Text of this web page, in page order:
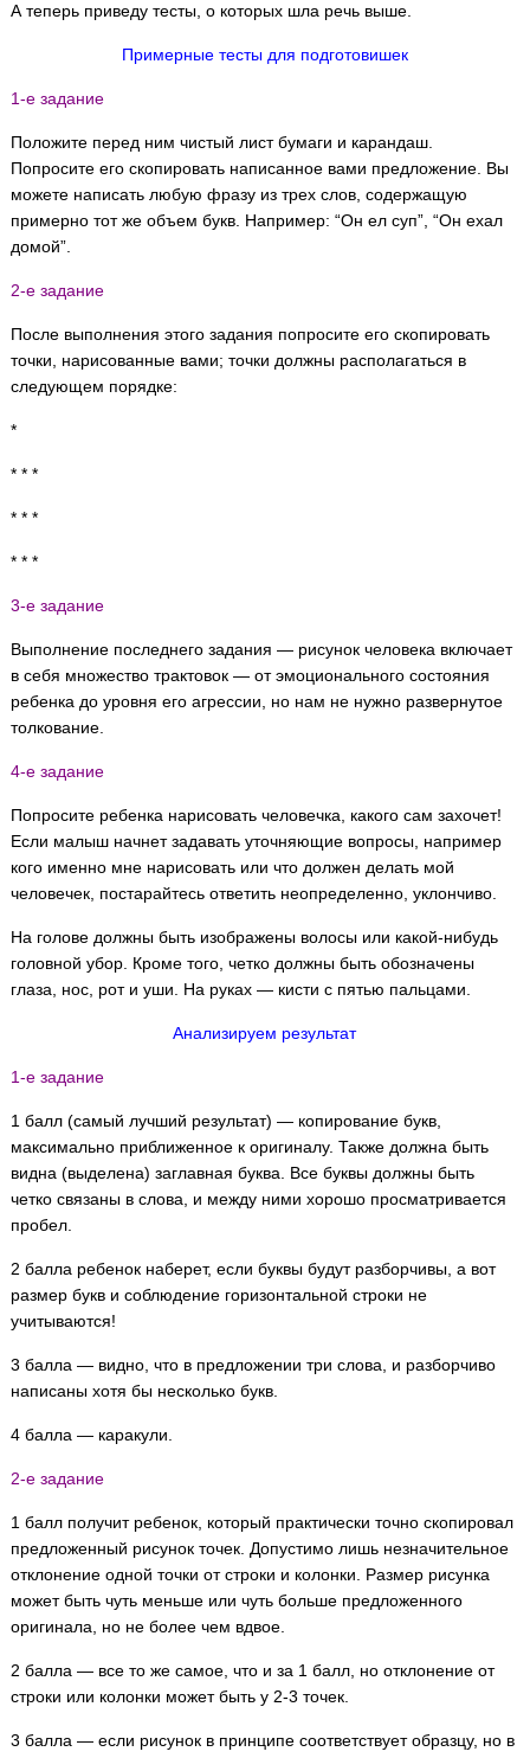
А теперь приведу тесты, о которых шла речь выше.
Примерные тесты для подготовишек
1-е задание
Положите перед ним чистый лист бумаги и карандаш.
Попросите его скопировать написанное вами предложение. Вы
можете написать любую фразу из трех слов, содержащую
примерно тот же объем букв. Например: “Он ел суп”, “Он ехал
домой”.
2-е задание
После выполнения этого задания попросите его скопировать
точки, нарисованные вами; точки должны располагаться в
следующем порядке:
*
* * *
* * *
* * *
3-е задание
Выполнение последнего задания — рисунок человека включает
в себя множество трактовок — от эмоционального состояния
ребенка до уровня его агрессии, но нам не нужно развернутое
толкование.
4-е задание
Попросите ребенка нарисовать человечка, какого сам захочет!
Если малыш начнет задавать уточняющие вопросы, например
кого именно мне нарисовать или что должен делать мой
человечек, постарайтесь ответить неопределенно, уклончиво.
На голове должны быть изображены волосы или какой-нибудь
головной убор. Кроме того, четко должны быть обозначены
глаза, нос, рот и уши. На руках — кисти с пятью пальцами.
Анализируем результат
1-е задание
1 балл (самый лучший результат) — копирование букв,
максимально приближенное к оригиналу. Также должна быть
видна (выделена) заглавная буква. Все буквы должны быть
четко связаны в слова, и между ними хорошо просматривается
пробел.
2 балла ребенок наберет, если буквы будут разборчивы, а вот
размер букв и соблюдение горизонтальной строки не
учитываются!
3 балла — видно, что в предложении три слова, и разборчиво
написаны хотя бы несколько букв.
4 балла — каракули.
2-е задание
1 балл получит ребенок, который практически точно скопировал
предложенный рисунок точек. Допустимо лишь незначительное
отклонение одной точки от строки и колонки. Размер рисунка
может быть чуть меньше или чуть больше предложенного
оригинала, но не более чем вдвое.
2 балла — все то же самое, что и за 1 балл, но отклонение от
строки или колонки может быть у 2-3 точек.
3 балла — если рисунок в принципе соответствует образцу, но в